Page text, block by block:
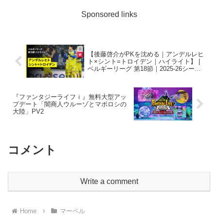
Sponsored links
【後藤啓介がPKを沈める｜アンデルレヒ
ト×シント=トロイデン｜ハイライト】 |
ベルギーリーグ 第18節｜2025-26シーズ
『ファンタジーライフｉ』無料大型アッ
プデート「闇商人ウルーゾとマボロシの
大陸」PV2
コメント
Write a comment
Home マーベル